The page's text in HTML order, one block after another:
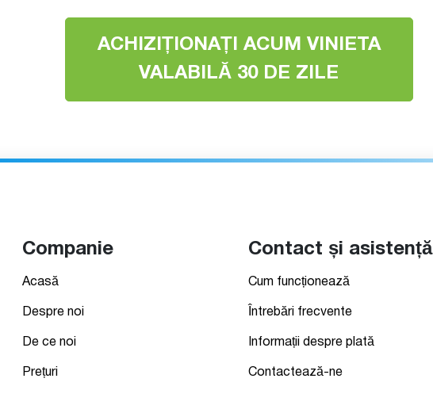
ACHIZIȚIONAȚI ACUM VINIETA
VALABILĂ 30 DE ZILE
Companie
Acasă
Despre noi
De ce noi
Prețuri
Contact și asistență
Cum funcționează
Întrebări frecvente
Informații despre plată
Contactează-ne